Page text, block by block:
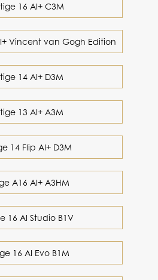
16 AI+ C3M
Vincent van Gogh Edition
14 AI+ D3M
13 AI+ A3M
14 Flip AI+ D3M
A16 AI+ A3HM
16 AI Studio B1V
16 AI Evo B1M